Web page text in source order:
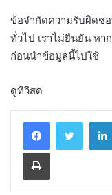
ข้อจำกัดความรับผิดช
ทั่วไป เราไม่ยืนยัน ห
ก่อนนำข้อมูลนี้ไปใช้
ดูทีวีสด
Print